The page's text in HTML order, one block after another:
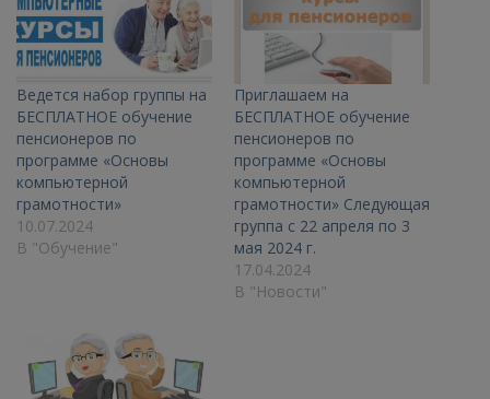
Ведется набор группы на
БЕСПЛАТНОЕ обучение
пенсионеров по
программе «Основы
компьютерной
грамотности»
10.07.2024
В "Обучение"
Приглашаем на
БЕСПЛАТНОЕ обучение
пенсионеров по
программе «Основы
компьютерной
грамотности» Следующая
группа с 22 апреля по 3
мая 2024 г.
17.04.2024
В "Новости"